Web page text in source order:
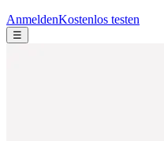
AnmeldenKostenlos testen
☰